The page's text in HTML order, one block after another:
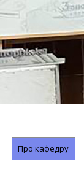
Про кафедру